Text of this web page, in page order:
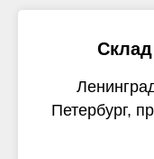
Склад
Петербург,